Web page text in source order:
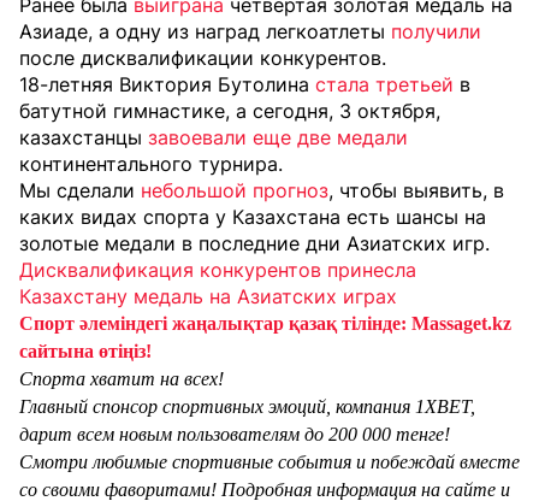
Ранее была выиграна четвертая золотая медаль на
Азиаде, а одну из наград легкоатлеты получили
после дисквалификации конкурентов.
18-летняя Виктория Бутолина стала третьей в
батутной гимнастике, а сегодня, 3 октября,
казахстанцы завоевали еще две медали
континентального турнира.
Мы сделали небольшой прогноз, чтобы выявить, в
каких видах спорта у Казахстана есть шансы на
золотые медали в последние дни Азиатских игр.
Дисквалификация конкурентов принесла
Казахстану медаль на Азиатских играх
Спорт әлеміндегі жаңалықтар қазақ тілінде: Massaget.kz
сайтына өтіңіз!
Спорта хватит на всех!
Главный спонсор спортивных эмоций, компания 1XBET,
дарит всем новым пользователям до 200 000 тенге!
Смотри любимые спортивные события и побеждай вместе
со своими фаворитами! Подробная информация на сайте и